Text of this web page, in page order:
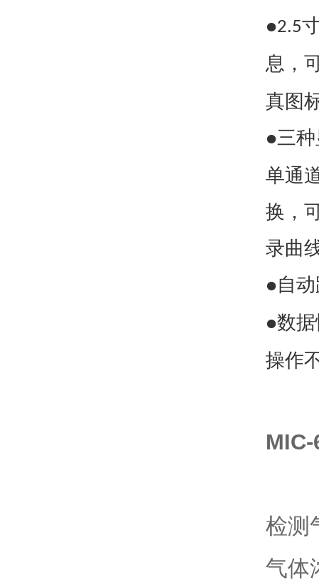
●2.5
息，
真图
●三
单通
换，
录曲
●自
●数
操作
检测
气体